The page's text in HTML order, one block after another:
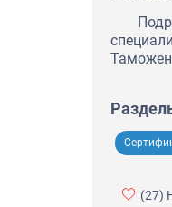
(27)